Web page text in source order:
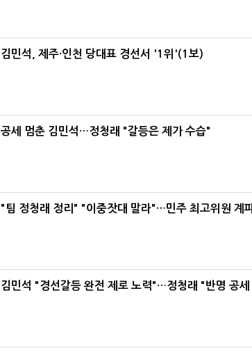
김민석, 제주·인천 당대표 경선서 '1위'(1보)
공세 멈춘 김민석…정청래 "갈등은 제가 수습"
"팀 정청래 정리" "이중잣대 말라"…민주 최고위원 계
김민석 "경선갈등 완전 제로 노력"…정청래 "반명 공세